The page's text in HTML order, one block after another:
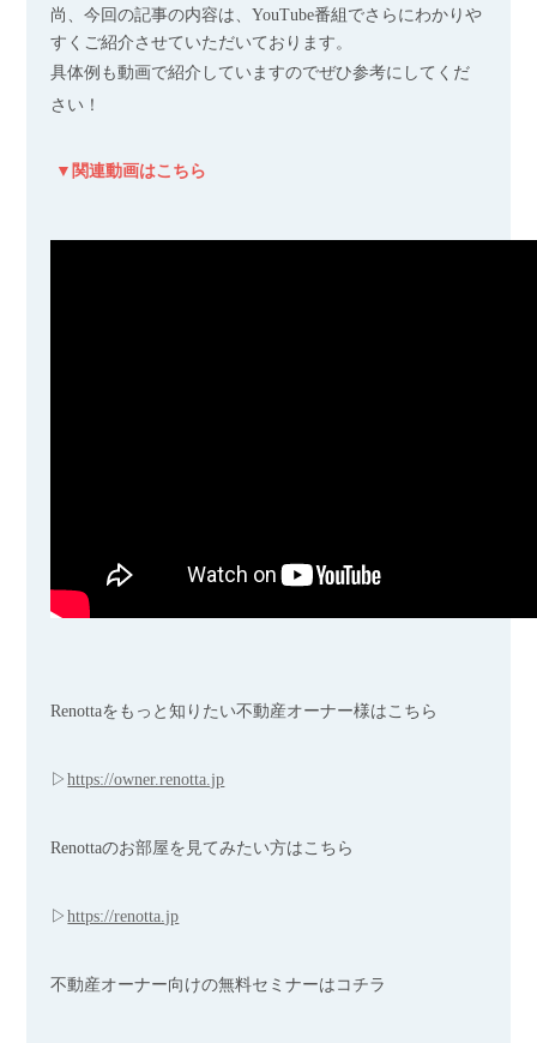
尚、今回の記事の内容は、YouTube番組でさらにわかりや
すくご紹介させていただいております。
具体例も動画で紹介していますのでぜひ参考にしてくだ
さい！
▼関連動画はこちら
Renottaをもっと知りたい不動産オーナー様はこちら
▷https://owner.renotta.jp​​
Renottaのお部屋を見てみたい方はこちら
▷https://renotta.jp
不動産オーナー向けの無料セミナーはコチラ